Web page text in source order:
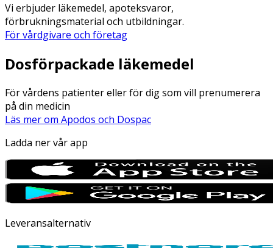
Vi erbjuder läkemedel, apoteksvaror,
förbrukningsmaterial och utbildningar.
För vårdgivare och företag
Dosförpackade läkemedel
För vårdens patienter eller för dig som vill prenumerera
på din medicin
Läs mer om Apodos och Dospac
Ladda ner vår app
Leveransalternativ